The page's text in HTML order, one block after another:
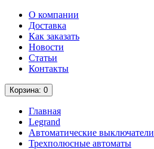
О компании
Доставка
Как заказать
Новости
Статьи
Контакты
Корзина: 0
Главная
Legrand
Автоматические выключатели
Трехполюсные автоматы